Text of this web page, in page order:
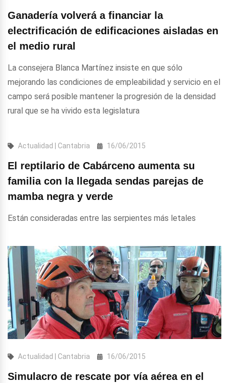
Ganadería volverá a financiar la
electrificación de edificaciones aisladas en
el medio rural
La consejera Blanca Martínez insiste en que sólo
mejorando las condiciones de empleabilidad y servicio en el
campo será posible mantener la progresión de la densidad
rural que se ha vivido esta legislatura
Actualidad | Cantabria 16/06/2015
El reptilario de Cabárceno aumenta su
familia con la llegada sendas parejas de
mamba negra y verde
Están consideradas entre las serpientes más letales
Actualidad | Cantabria 16/06/2015
Simulacro de rescate por vía aérea en el